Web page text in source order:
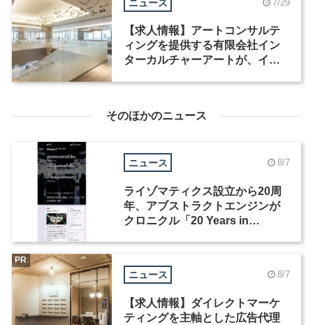
ニュース 7/29
【求人情報】アートコンサルテ
ィングを提供する有限会社イン
ターカルチャーアートが、イン
そのほかのニュース
ニュース 8/7
ライゾマティクス設立から20周
年、アブストラクトエンジンが
クロニクル「20 Years in
ニュース 8/7
【求人情報】ダイレクトマーケ
ティングを主軸とした広告代理
PR